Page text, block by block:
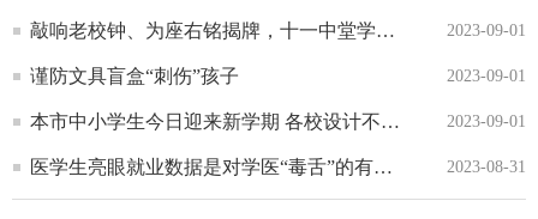
敲响老校钟、为座右铭揭牌，十一中堂学校在新校址正式开学 2023-09-01
谨防文具盲盒“刺伤”孩子 2023-09-01
本市中小学生今日迎来新学期 各校设计不同主题开学典礼迎新 2023-09-01
医学生亮眼就业数据是对学医“毒舌”的有力回击 2023-08-31